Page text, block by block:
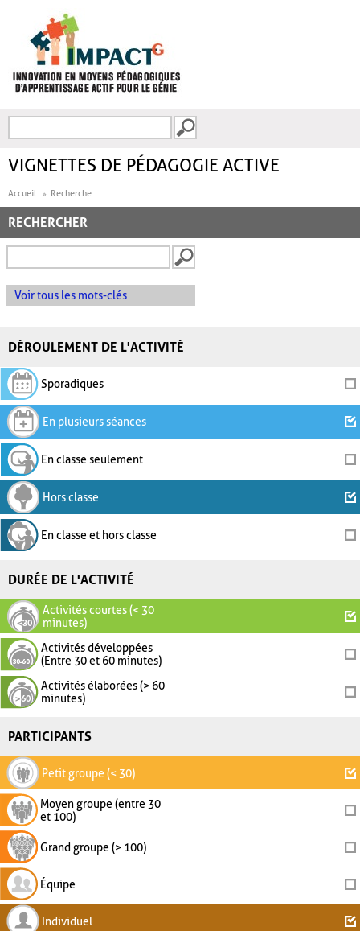
FORMULAIRE DE
VIGNETTES DE PÉDAGOGIE ACTIVE
Accueil Recherche
RECHERCHER
Voir tous les mots-clés
DÉROULEMENT DE L'ACTIVITÉ
Sporadiques
En plusieurs séances
En classe seulement
Hors classe
En classe et hors classe
DURÉE DE L'ACTIVITÉ
Activités courtes (< 30
minutes)
Activités développées
(Entre 30 et 60 minutes)
Activités élaborées (> 60
minutes)
PARTICIPANTS
Petit groupe (< 30)
Moyen groupe (entre 30
et 100)
Grand groupe (> 100)
Équipe
Individuel